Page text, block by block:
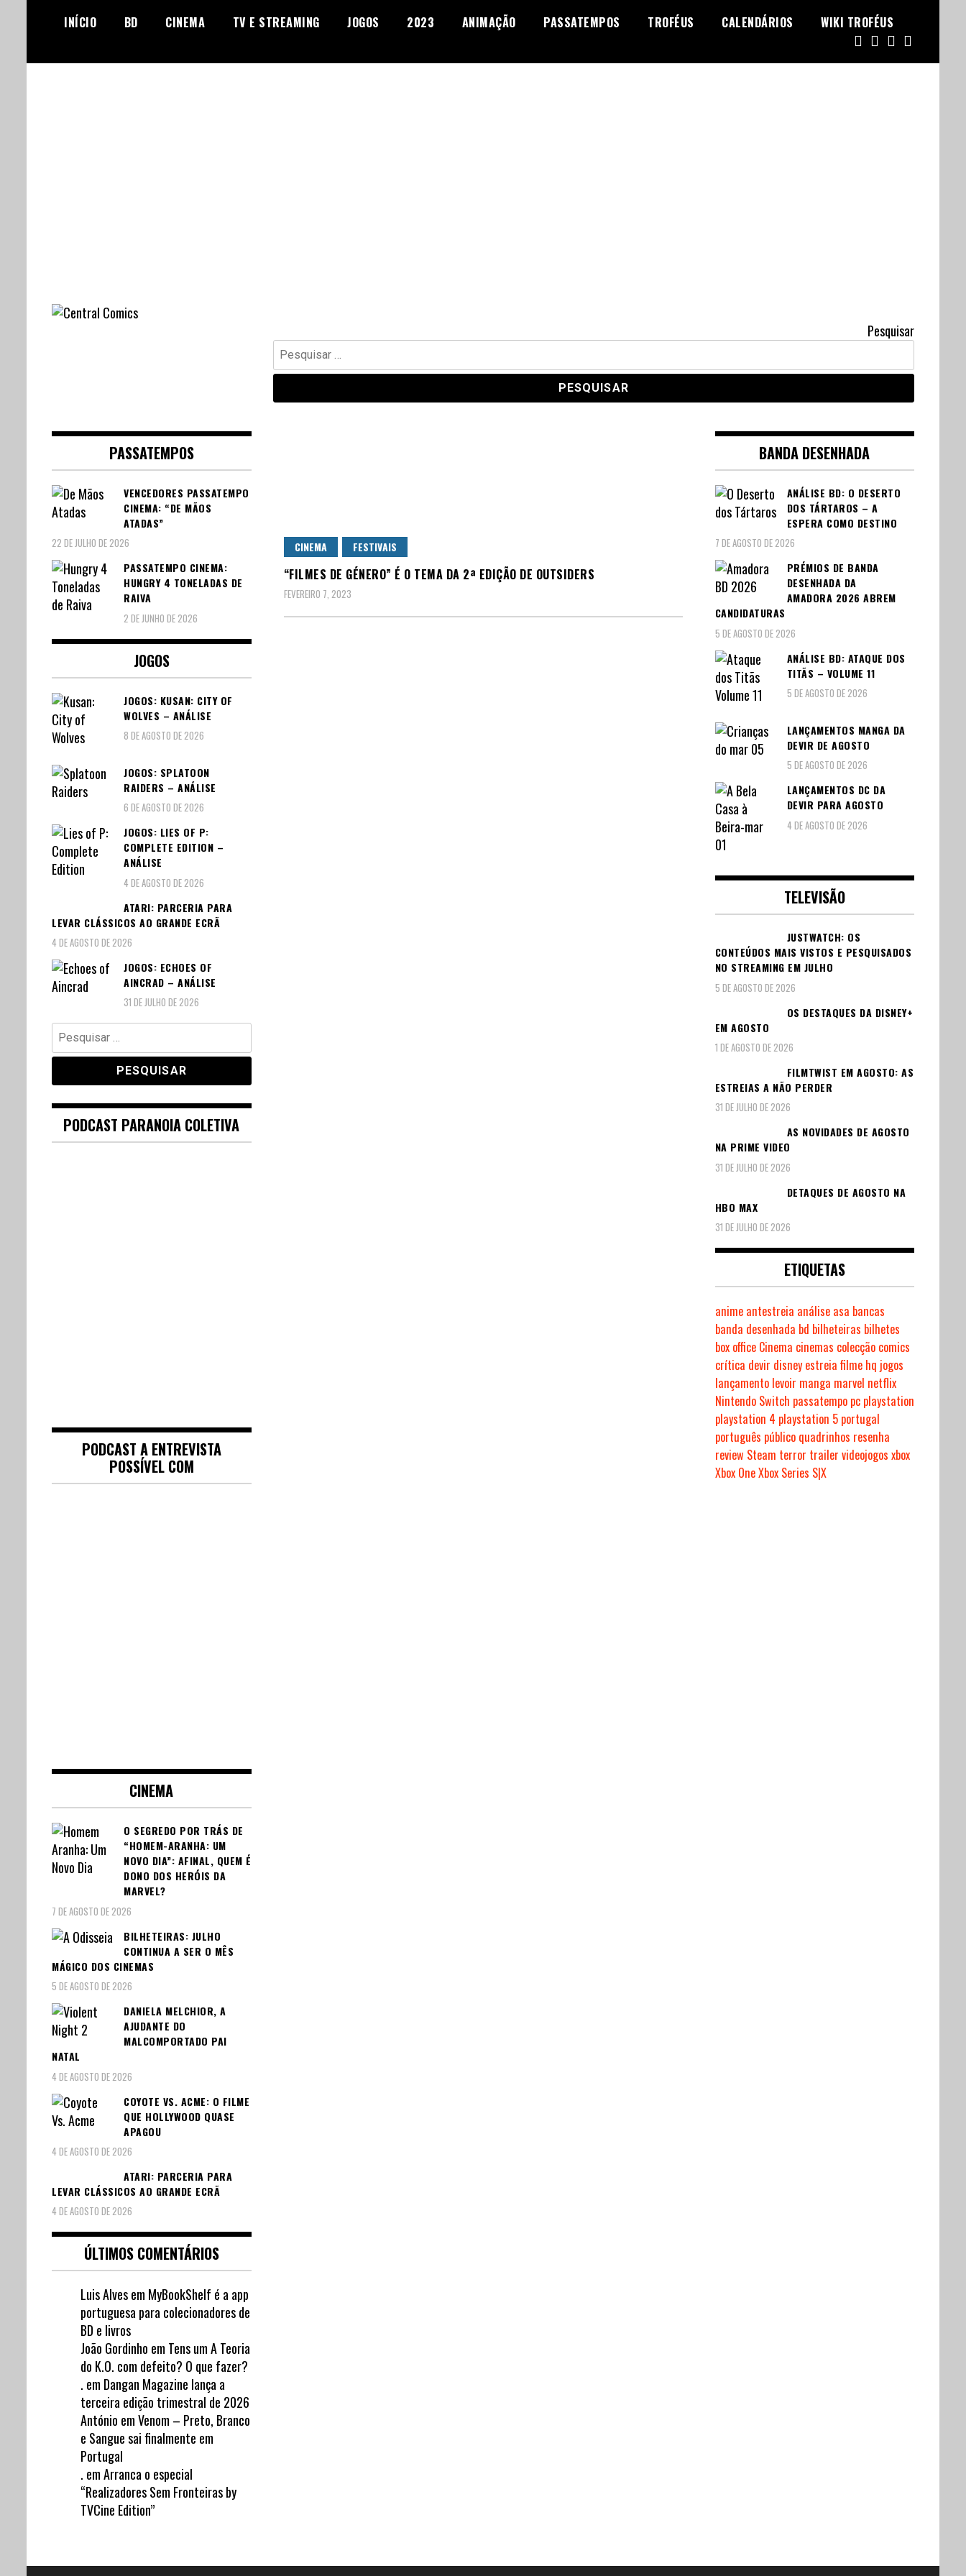
INÍCIO BD CINEMA TV E STREAMING JOGOS 2023 ANIMAÇÃO PASSATEMPOS TROFÉUS CALENDÁRIOS WIKI TROFÉUS
Pesquisar
Pesquisar
por:
CINEMA FESTIVAIS
“FILMES DE GÉNERO” É O TEMA DA 2ª EDIÇÃO DE OUTSIDERS
FEVEREIRO 7, 2023
PASSATEMPOS
VENCEDORES PASSATEMPO
CINEMA: “DE MÃOS
ATADAS”
22 DE JULHO DE 2026
PASSATEMPO CINEMA:
HUNGRY 4 TONELADAS DE
RAIVA
2 DE JUNHO DE 2026
JOGOS
JOGOS: KUSAN: CITY OF
WOLVES – ANÁLISE
8 DE AGOSTO DE 2026
JOGOS: SPLATOON
RAIDERS – ANÁLISE
6 DE AGOSTO DE 2026
JOGOS: LIES OF P:
COMPLETE EDITION –
ANÁLISE
4 DE AGOSTO DE 2026
ATARI: PARCERIA PARA
LEVAR CLÁSSICOS AO GRANDE ECRÃ
4 DE AGOSTO DE 2026
JOGOS: ECHOES OF
AINCRAD – ANÁLISE
31 DE JULHO DE 2026
Pesquisar
por:
PODCAST PARANOIA COLETIVA
PODCAST A ENTREVISTA
POSSÍVEL COM
CINEMA
O SEGREDO POR TRÁS DE
“HOMEM-ARANHA: UM
NOVO DIA”: AFINAL, QUEM É
DONO DOS HERÓIS DA
MARVEL?
7 DE AGOSTO DE 2026
BILHETEIRAS: JULHO
CONTINUA A SER O MÊS
MÁGICO DOS CINEMAS
5 DE AGOSTO DE 2026
DANIELA MELCHIOR, A
AJUDANTE DO
MALCOMPORTADO PAI
NATAL
4 DE AGOSTO DE 2026
COYOTE VS. ACME: O FILME
QUE HOLLYWOOD QUASE
APAGOU
4 DE AGOSTO DE 2026
ATARI: PARCERIA PARA
LEVAR CLÁSSICOS AO GRANDE ECRÃ
4 DE AGOSTO DE 2026
ÚLTIMOS COMENTÁRIOS
Luis Alvesem MyBookShelf é a app
portuguesa para colecionadores de
BD e livros
João Gordinho em Tens um A Teoria
do K.O. com defeito? O que fazer?
. em Dangan Magazine lança a
terceira edição trimestral de 2026
António emVenom – Preto, Branco
e Sangue sai finalmente em
Portugal
. emArranca o especial
“Realizadores Sem Fronteiras by
TVCine Edition”
BANDA DESENHADA
ANÁLISE BD: O DESERTO
DOS TÁRTAROS – A
ESPERA COMO DESTINO
7 DE AGOSTO DE 2026
PRÉMIOS DE BANDA
DESENHADA DA
AMADORA 2026 ABREM
CANDIDATURAS
5 DE AGOSTO DE 2026
ANÁLISE BD: ATAQUE DOS
TITÃS – VOLUME 11
5 DE AGOSTO DE 2026
LANÇAMENTOS MANGA DA
DEVIR DE AGOSTO
5 DE AGOSTO DE 2026
LANÇAMENTOS DC DA
DEVIR PARA AGOSTO
4 DE AGOSTO DE 2026
TELEVISÃO
JUSTWATCH: OS
CONTEÚDOS MAIS VISTOS E PESQUISADOS
NO STREAMING EM JULHO
5 DE AGOSTO DE 2026
OS DESTAQUES DA DISNEY+
EM AGOSTO
1 DE AGOSTO DE 2026
FILMTWIST EM AGOSTO: AS
ESTREIAS A NÃO PERDER
31 DE JULHO DE 2026
AS NOVIDADES DE AGOSTO
NA PRIME VIDEO
31 DE JULHO DE 2026
DETAQUES DE AGOSTO NA
HBO MAX
31 DE JULHO DE 2026
ETIQUETAS
anime antestreia análise asa bancas
banda desenhada bd bilheteiras bilhetes
box office Cinema cinemas colecção comics
crítica devir disney estreiafilme hq jogos
lançamento levoir manga marvel netflix
Nintendo Switch passatempo pc playstation
playstation 4 playstation 5 portugal
português público quadrinhos resenha
review Steam terror trailer videojogos xbox
Xbox OneXbox Series S|X